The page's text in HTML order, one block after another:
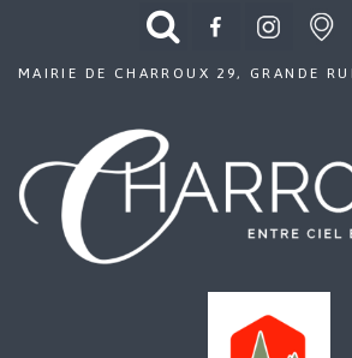
MAIRIE DE CHARROUX 29, GRANDE